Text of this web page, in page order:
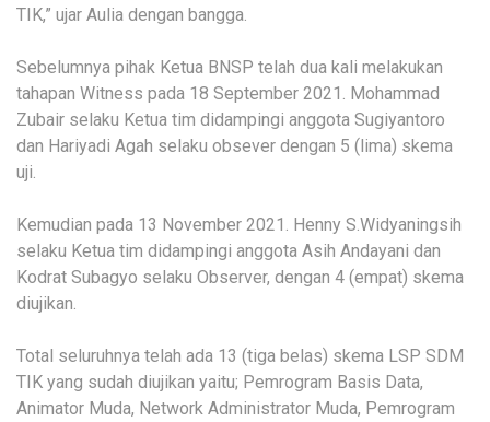
TIK,” ujar Aulia dengan bangga.
Sebelumnya pihak Ketua BNSP telah dua kali melakukan
tahapan Witness pada 18 September 2021. Mohammad
Zubair selaku Ketua tim didampingi anggota Sugiyantoro
dan Hariyadi Agah selaku obsever dengan 5 (lima) skema
uji.
Kemudian pada 13 November 2021. Henny S.Widyaningsih
selaku Ketua tim didampingi anggota Asih Andayani dan
Kodrat Subagyo selaku Observer, dengan 4 (empat) skema
diujikan.
Total seluruhnya telah ada 13 (tiga belas) skema LSP SDM
TIK yang sudah diujikan yaitu; Pemrogram Basis Data,
Animator Muda, Network Administrator Muda, Pemrogram